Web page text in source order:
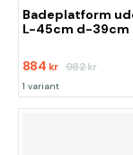
Badeplatform
L-45cm d-39cm
884 kr 982kr
1 variant